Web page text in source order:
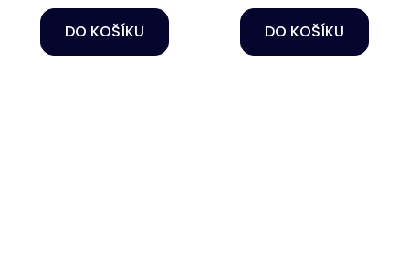
DO KOŠÍKU DO KOŠÍKU